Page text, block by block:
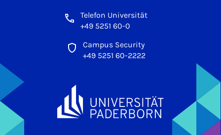
Telefon Universität
+49 5251 60-0
Campus Security
+49 5251 60-2222